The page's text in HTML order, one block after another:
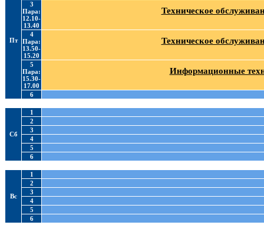
Пт
3
Пара:
12.10-
13.40
Техническое
4
Пара:
13.50-
15.20
Техническое
5
Пара:
15.30-
17.00
Информационные
6
Сб
1
2
3
4
5
6
Вс
1
2
3
4
5
6